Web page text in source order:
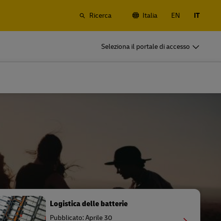
Ricerca Italia EN IT
e
e
dimensioni internazionali? Soddisfa le
tue esigenze di spedizione aziendali
Seleziona il portale di accesso
Siamo partner di spedizione
Esplora le nostre offerte aziendali
Logistica delle batterie
Pubblicato: Aprile 30